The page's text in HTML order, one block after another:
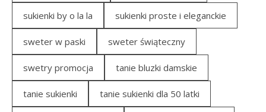
sukienki by o la la sukienki proste i eleganckie
sweter w paski sweter świąteczny
swetry promocja tanie bluzki damskie
tanie sukienki tanie sukienki dla 50 latki